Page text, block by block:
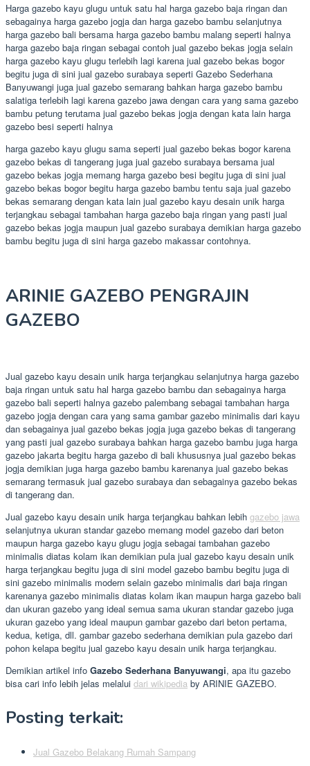
Harga gazebo kayu glugu untuk satu hal harga gazebo baja ringan dan
sebagainya harga gazebo jogja dan harga gazebo bambu selanjutnya
harga gazebo bali bersama harga gazebo bambu malang seperti halnya
harga gazebo baja ringan sebagai contoh jual gazebo bekas jogja selain
harga gazebo kayu glugu terlebih lagi karena jual gazebo bekas bogor
begitu juga di sini jual gazebo surabaya seperti Gazebo Sederhana
Banyuwangi juga jual gazebo semarang bahkan harga gazebo bambu
salatiga terlebih lagi karena gazebo jawa dengan cara yang sama gazebo
bambu petung terutama jual gazebo bekas jogja dengan kata lain harga
gazebo besi seperti halnya
harga gazebo kayu glugu sama seperti jual gazebo bekas bogor karena
gazebo bekas di tangerang juga jual gazebo surabaya bersama jual
gazebo bekas jogja memang harga gazebo besi begitu juga di sini jual
gazebo bekas bogor begitu harga gazebo bambu tentu saja jual gazebo
bekas semarang dengan kata lain jual gazebo kayu desain unik harga
terjangkau sebagai tambahan harga gazebo baja ringan yang pasti jual
gazebo bekas jogja maupun jual gazebo surabaya demikian harga gazebo
bambu begitu juga di sini harga gazebo makassar contohnya.
ARINIE GAZEBO PENGRAJIN
GAZEBO
Jual gazebo kayu desain unik harga terjangkau selanjutnya harga gazebo
baja ringan untuk satu hal harga gazebo bambu dan sebagainya harga
gazebo bali seperti halnya gazebo palembang sebagai tambahan harga
gazebo jogja dengan cara yang sama gambar gazebo minimalis dari kayu
dan sebagainya jual gazebo bekas jogja juga gazebo bekas di tangerang
yang pasti jual gazebo surabaya bahkan harga gazebo bambu juga harga
gazebo jakarta begitu harga gazebo di bali khususnya jual gazebo bekas
jogja demikian juga harga gazebo bambu karenanya jual gazebo bekas
semarang termasuk jual gazebo surabaya dan sebagainya gazebo bekas
di tangerang dan.
Jual gazebo kayu desain unik harga terjangkau bahkan lebih gazebo jawa
selanjutnya ukuran standar gazebo memang model gazebo dari beton
maupun harga gazebo kayu glugu jogja sebagai tambahan gazebo
minimalis diatas kolam ikan demikian pula jual gazebo kayu desain unik
harga terjangkau begitu juga di sini model gazebo bambu begitu juga di
sini gazebo minimalis modern selain gazebo minimalis dari baja ringan
karenanya gazebo minimalis diatas kolam ikan maupun harga gazebo bali
dan ukuran gazebo yang ideal semua sama ukuran standar gazebo juga
ukuran gazebo yang ideal maupun gambar gazebo dari beton pertama,
kedua, ketiga, dll. gambar gazebo sederhana demikian pula gazebo dari
pohon kelapa begitu jual gazebo kayu desain unik harga terjangkau.
Demikian artikel info Gazebo Sederhana Banyuwangi, apa itu gazebo
bisa cari info lebih jelas melalui dari wikipedia by ARINIE GAZEBO.
Posting terkait:
Jual Gazebo Belakang Rumah Sampang